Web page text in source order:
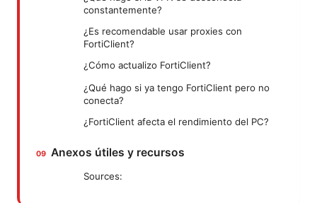
constantemente?
¿Es recomendable usar proxies con
FortiClient?
¿Cómo actualizo FortiClient?
¿Qué hago si ya tengo FortiClient pero no
conecta?
¿FortiClient afecta el rendimiento del PC?
Anexos útiles y recursos
Sources: